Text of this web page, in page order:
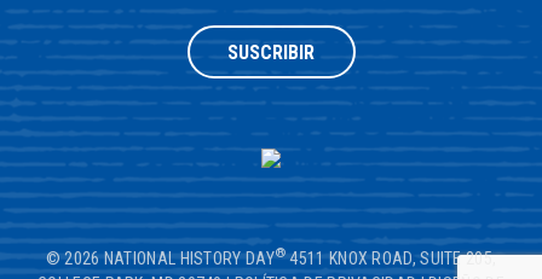
SUSCRIBIR
© 2026 NATIONAL HISTORY DAY® 4511 KNOX ROAD, SUITE 205,